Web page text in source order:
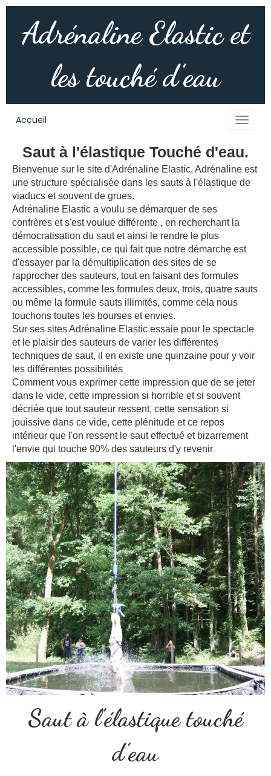
Adrénaline Elastic et
les touché d'eau
Accueil
Saut à l'élastique Touché d'eau.
Bienvenue sur le site d'Adrénaline Elastic, Adrénaline est
une structure spécialisée dans les sauts à l'élastique de
viaducs et souvent de grues.
Adrénaline Elastic a voulu se démarquer de ses
confrères et s'est voulue différente , en recherchant la
démocratisation du saut et ainsi le rendre le plus
accessible possible, ce qui fait que notre démarche est
d'essayer par la démultiplication des sites de se
rapprocher des sauteurs, tout en faisant des formules
accessibles, comme les formules deux, trois, quatre sauts
ou même la formule sauts illimités, comme cela nous
touchons toutes les bourses et envies.
Sur ses sites Adrénaline Elastic essaie pour le spectacle
et le plaisir des sauteurs de varier les différentes
techniques de saut, il en existe une quinzaine pour y voir
les différentes possibilités
Comment vous exprimer cette impression que de se jeter
dans le vide, cette impression si horrible et si souvent
décriée que tout sauteur ressent, cette sensation si
jouissive dans ce vide, cette plénitude et ce repos
intérieur que l'on ressent le saut effectué et bizarrement
l'envie qui touche 90% des sauteurs d'y revenir
Saut à l'élastique touché
d'eau